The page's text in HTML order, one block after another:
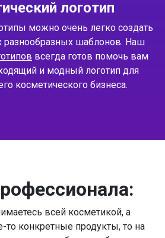
логотип
можно очень легко создать
шаблонов. Наш
всегда готов помочь вам
и модный логотип для
косметического бизнеса.
всей косметикой, а
то конкретные продукты, то на